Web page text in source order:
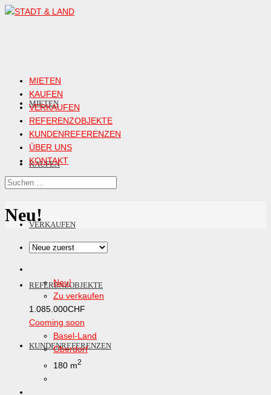
MIETEN
KAUFEN
VERKAUFEN
REFERENZOBJEKTE
KUNDENREFERENZEN
MIETEN
KAUFEN
VERKAUFEN
REFERENZOBJEKTE
KUNDENREFERENZEN
ÜBER UNS
KONTAKT
Neu!
Neu!
Zu verkaufen
1.085.000CHF
Cooming soon
Basel-Land
Oberdorf
180 m2